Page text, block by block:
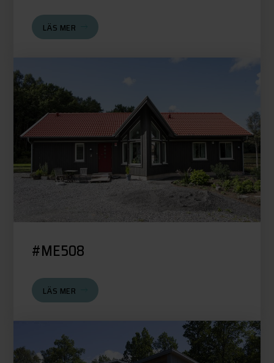
LÄS MER
#ME508
LÄS MER